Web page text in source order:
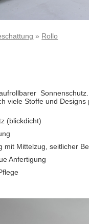
» Rollo
Sonnenschutz.
viele Stoffe und
(blickdicht)
mit Mittelzug, seitlicher
Anfertigung